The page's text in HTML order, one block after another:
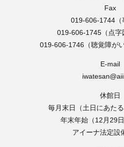
Fax
019-606-1744（
019-606-1745（点字
019-606-1746（聴覚障が
E-mail
休館日
毎月末日（土日にあたる
年末年始（12月29日
アイーナ法定設